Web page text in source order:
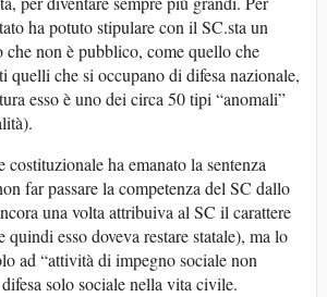
ha potuto stipulare con il SC.sta un
non è pubblico, come quello che
quelli che si occupano di difesa nazionale,
esso è uno dei circa 50 tipi “anomali”
ha emanato la sentenza
far passare la competenza del SC dallo
una volta attribuiva al SC il carattere
quindi esso doveva restare statale), ma lo
ad “attività di impegno sociale non
solo sociale nella vita civile.